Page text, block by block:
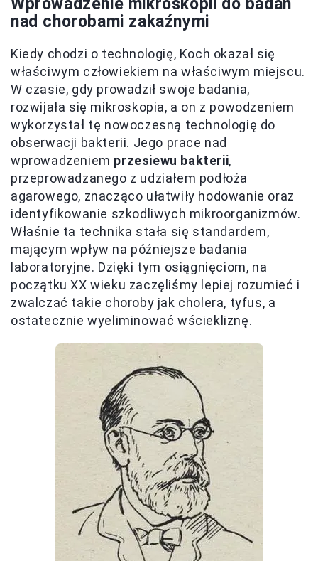
Wprowadzenie mikroskopii do badań
nad chorobami zakaźnymi
Kiedy chodzi o technologię, Koch okazał się
właściwym człowiekiem na właściwym miejscu.
W czasie, gdy prowadził swoje badania,
rozwijała się mikroskopia, a on z powodzeniem
wykorzystał tę nowoczesną technologię do
obserwacji bakterii. Jego prace nad
wprowadzeniem przesiewu bakterii,
przeprowadzanego z udziałem podłoża
agarowego, znacząco ułatwiły hodowanie oraz
identyfikowanie szkodliwych mikroorganizmów.
Właśnie ta technika stała się standardem,
mającym wpływ na późniejsze badania
laboratoryjne. Dzięki tym osiągnięciom, na
początku XX wieku zaczęliśmy lepiej rozumieć i
zwalczać takie choroby jak cholera, tyfus, a
ostatecznie wyeliminować wściekliznę.